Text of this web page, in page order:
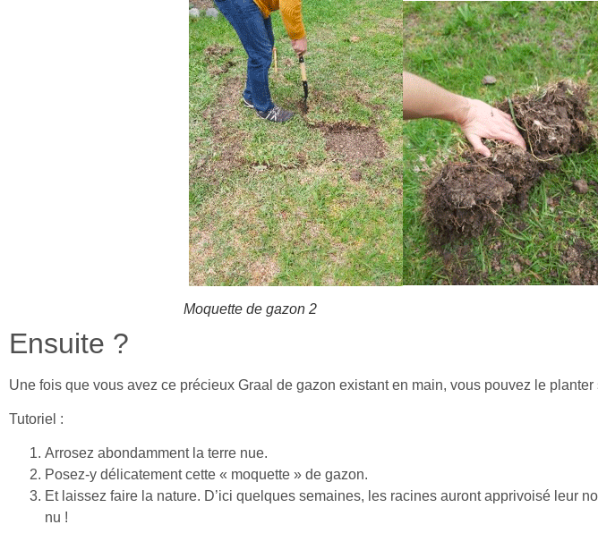
Moquette de gazon 2
Ensuite ?
Une fois que vous avez ce précieux Graal de gazon existant en main, vous pouvez le
Tutoriel :
Arrosez abondamment la terre nue.
Posez-y délicatement cette « moquette » de gazon.
Et laissez faire la nature. D’ici quelques semaines, les racines auront apprivoisé leur
nu !